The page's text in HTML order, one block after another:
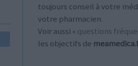
toujours conseil à votre
votre pharmacien.
Voir aussi « questions
les objectifs de